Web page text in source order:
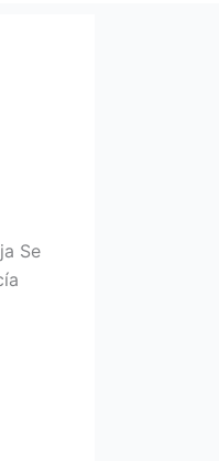
Se